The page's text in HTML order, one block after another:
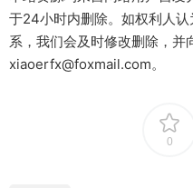
于24小时内删除。如权利人
系，我们会及时修改删除，并
xiaoerfx@foxmail.com。
0